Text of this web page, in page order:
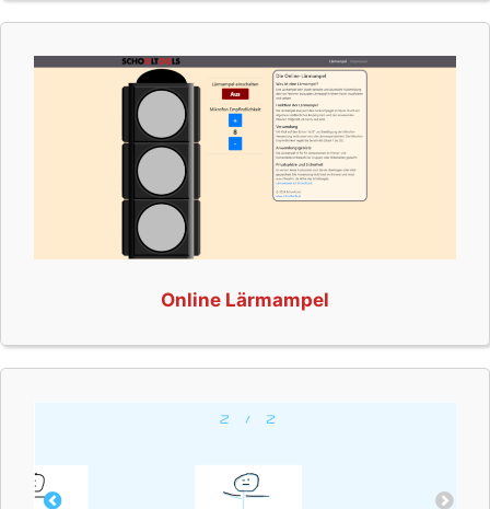
Online Lärmampel